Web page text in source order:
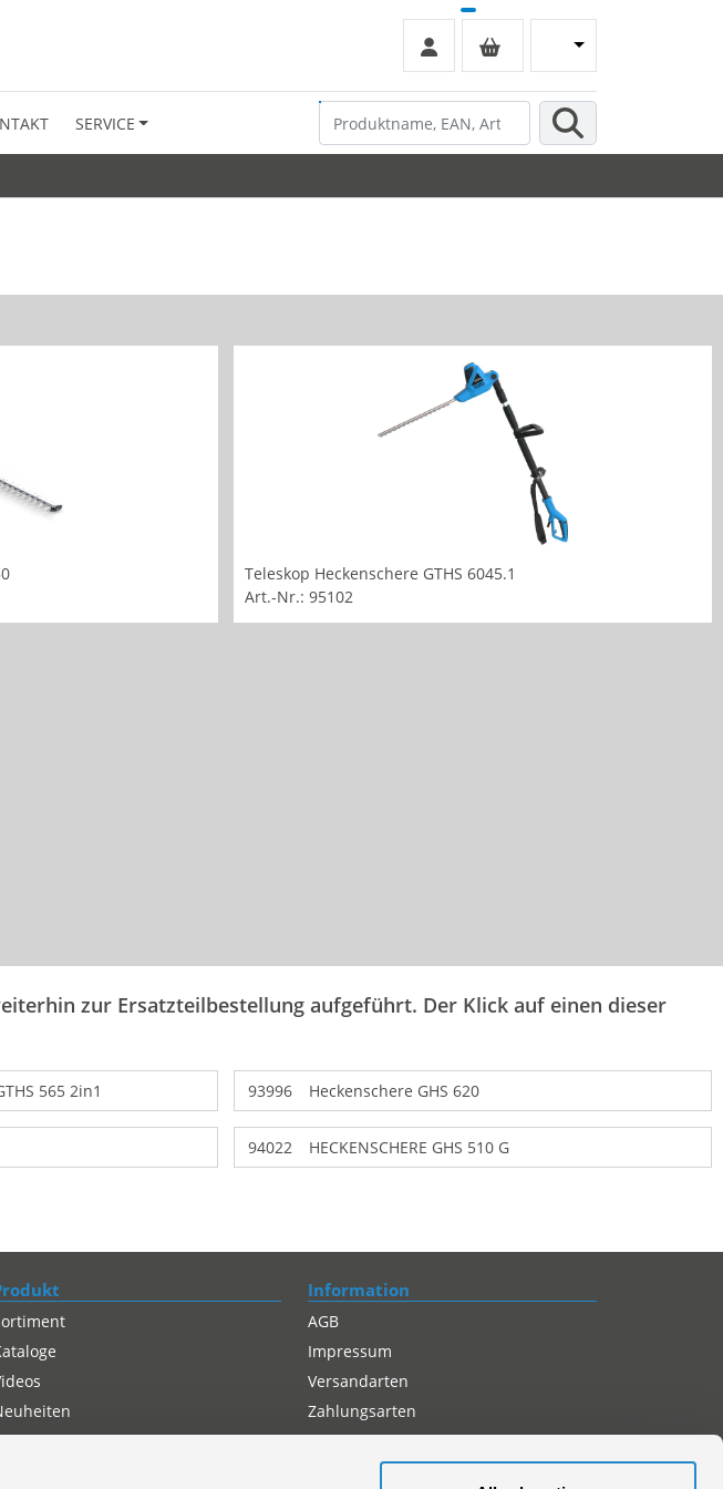
SERVICE
Teleskop Heckenschere GTHS 6045.1
Art.-Nr.: 95102
zur Ersatzteilbestellung aufgeführt. Der Klick auf einen dieser
565 2in1 93996 Heckenschere GHS 620
94022 HECKENSCHERE GHS 510 G
Information
AGB
Impressum
Versandarten
Zahlungsarten
Compliance
Datenschutz